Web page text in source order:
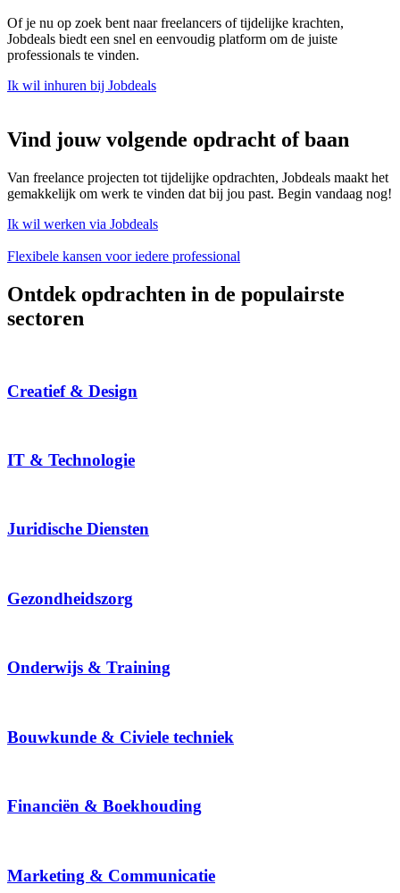
Of je nu op zoek bent naar freelancers of tijdelijke krachten,
Jobdeals biedt een snel en eenvoudig platform om de juiste
professionals te vinden.
Ik wil inhuren bij Jobdeals
Vind jouw volgende opdracht of baan
Van freelance projecten tot tijdelijke opdrachten, Jobdeals maakt het
gemakkelijk om werk te vinden dat bij jou past. Begin vandaag nog!
Ik wil werken via Jobdeals
Flexibele kansen voor iedere professional
Ontdek opdrachten in de populairste
sectoren
Creatief & Design
IT & Technologie
Juridische Diensten
Gezondheidszorg
Onderwijs & Training
Bouwkunde & Civiele techniek
Financiën & Boekhouding
Marketing & Communicatie